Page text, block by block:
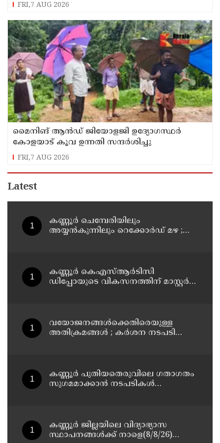
FRI,7 AUG 2026
മൈനിങ് ആൻഡ്​ ജിയോളജി ഉദ്യോഗസ്ഥർ
കോളയാട് കൂവ ഉന്നതി സന്ദർശിച്ചു
FRI,7 AUG 2026
Latest
കണ്ണൂർ ചെമ്പേരിയിലും
അയ്യൻകുന്നിലും റെക്കോർഡ് മഴ ;
കണ്ണൂർ കെഎസ്ആർടിസി
ഡിപ്പോയുടെ വികസനത്തിന് മാസ്റ്റർ
വയോജനങ്ങൾക്കെതിരെയുള്ള
അതിക്രമങ്ങൾ ; കർശന നടപടി
കണ്ണൂർ പുതിയതെരുവിലെ ഗതാഗതം
സുഗമമാക്കാന്‍ നടപടികള്‍
കണ്ണൂർ ജില്ലയിലെ വിദ്യാഭ്യാസ
സ്ഥാപനങ്ങള്‍ക്ക് നാളെ(8/8/26)